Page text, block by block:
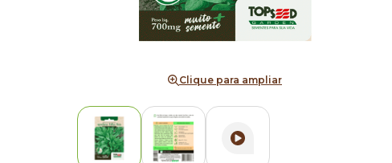
Clique para ampliar